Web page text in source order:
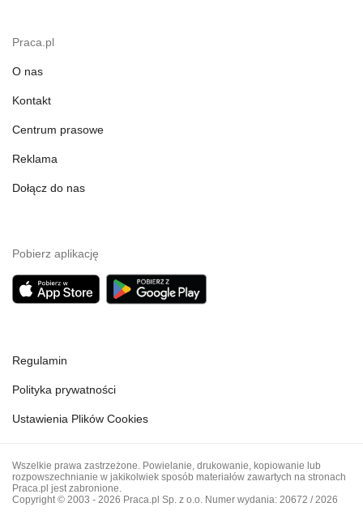
Praca.pl
O nas
Kontakt
Centrum prasowe
Reklama
Dołącz do nas
Pobierz aplikację
Regulamin
Polityka prywatności
Ustawienia Plików Cookies
Wszelkie prawa zastrzeżone. Powielanie, drukowanie, kopiowanie lub
rozpowszechnianie w jakikolwiek sposób materiałów zawartych na stronach
Praca.pl jest zabronione.
Copyright © 2003 - 2026 Praca.pl Sp. z o.o. Numer wydania: 20672 / 2026